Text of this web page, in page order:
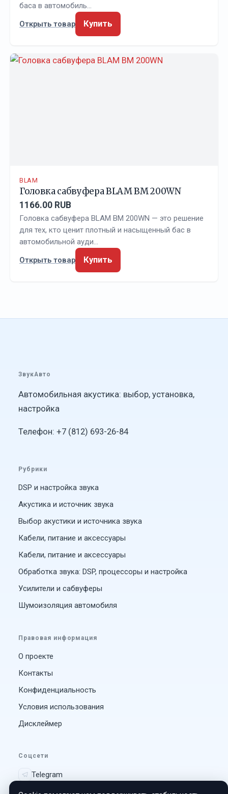
баса в автомобиль…
Открыть товар
Купить
BLAM
Головка сабвуфера BLAM BM 200WN
1166.00 RUB
Головка сабвуфера BLAM BM 200WN — это решение
для тех, кто ценит плотный и насыщенный бас в
автомобильной ауди…
Открыть товар
Купить
ЗвукАвто
Автомобильная акустика: выбор, установка,
настройка
Телефон: +7 (812) 693-26-84
Рубрики
DSP и настройка звука
Акустика и источник звука
Выбор акустики и источника звука
Кабели, питание и аксессуары
Кабели, питание и аксессуары
Обработка звука: DSP, процессоры и настройка
Усилители и сабвуферы
Шумоизоляция автомобиля
Правовая информация
О проекте
Контакты
Конфиденциальность
Условия использования
Дисклеймер
Соцсети
Telegram
Vk